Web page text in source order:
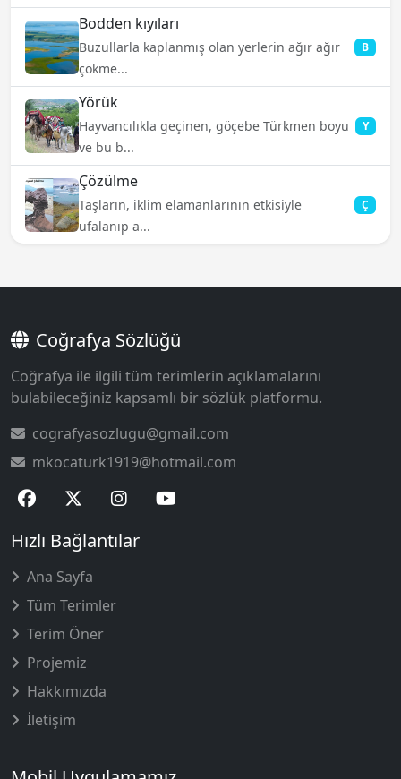
Bodden kıyıları
Buzullarla kaplanmış olan yerlerin ağır ağır
çökme...
B
Yörük
Hayvancılıkla geçinen, göçebe Türkmen boyu
ve bu b...
Y
Çözülme
Taşların, iklim elamanlarının etkisiyle
ufalanıp a...
Ç
Coğrafya Sözlüğü
Coğrafya ile ilgili tüm terimlerin açıklamalarını
bulabileceğiniz kapsamlı bir sözlük platformu.
cografyasozlugu@gmail.com
mkocaturk1919@hotmail.com
Hızlı Bağlantılar
Ana Sayfa
Tüm Terimler
Terim Öner
Projemiz
Hakkımızda
İletişim